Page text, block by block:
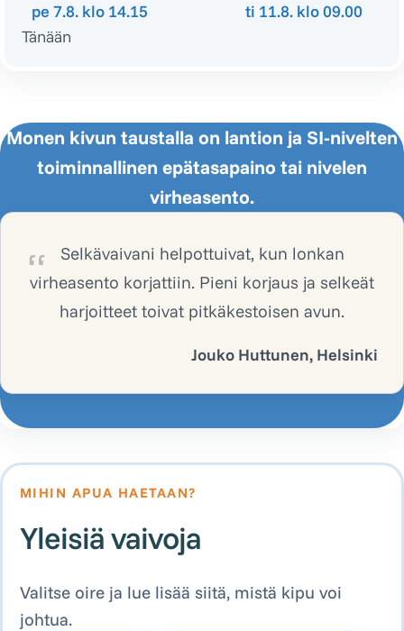
pe 7.8. klo 14.15
Tänään
ti 11.8. klo 09.00
Monen kivun taustalla on lantion ja SI-nivelten
toiminnallinen epätasapaino tai nivelen
virheasento.
Selkävaivani helpottuivat, kun lonkan
virheasento korjattiin. Pieni korjaus ja selkeät
harjoitteet toivat pitkäkestoisen avun.
Jouko Huttunen, Helsinki
MIHIN APUA HAETAAN?
Yleisiä vaivoja
Valitse oire ja lue lisää siitä, mistä kipu voi
johtua.